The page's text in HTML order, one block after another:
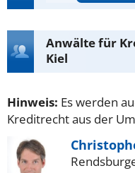
Anwälte für
Kiel
Hinweis: Es werden
Kreditrecht aus der